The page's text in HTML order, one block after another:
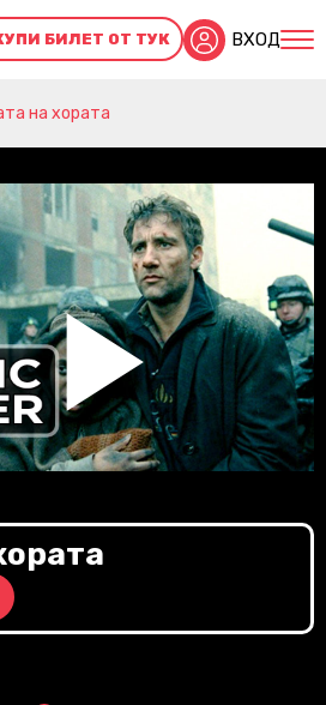
БИЛЕТ ОТ ТУК ВХОД
на хората